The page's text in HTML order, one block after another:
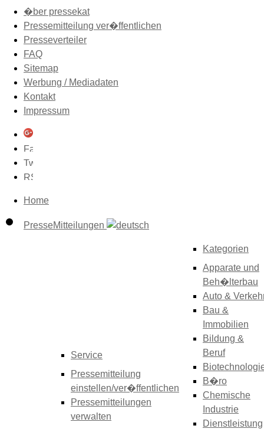
�ber pressekat
Pressemitteilung ver�ffentlichen
Presseverteiler
FAQ
Sitemap
Werbung / Mediadaten
Kontakt
Impressum
Home
PresseMitteilungen
Service
Pressemitteilung
einstellen/ver�ffentlichen
Pressemitteilungen
verwalten
Kategorien
Apparate und
Beh�lterbau
Auto &
Bau &
Immobilien
Bildung &
Beruf
B�ro
Chemische
Industrie
Dienstleistung